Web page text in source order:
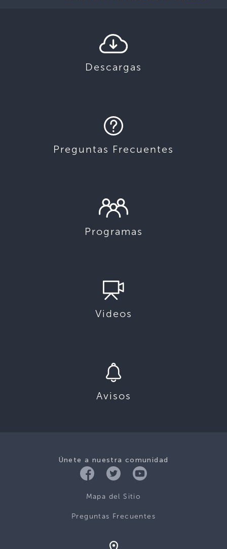
Descargas
Preguntas Frecuentes
Programas
Videos
Avisos
Únete a nuestra comunidad
Mapa del Sitio
Preguntas Frecuentes